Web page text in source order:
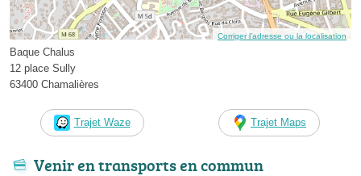
Corriger l’adresse ou la localisation
Baque Chalus
12 place Sully
63400 Chamalières
Trajet Waze Trajet Maps
Venir en transports en commun